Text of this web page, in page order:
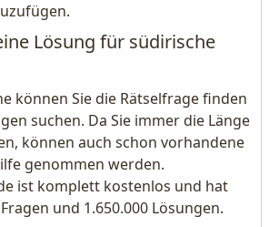
Lösung für südirische
können Sie die Rätselfrage finden
suchen. Da Sie immer die Länge
können auch schon vorhandene
genommen werden.
ist komplett kostenlos und hat
und 1.650.000 Lösungen.